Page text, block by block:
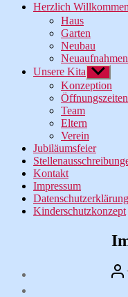
Herzlich
Haus
Garten
Neubau
Neuaufnahmen
Unsere Kita
anzeigen
Konzeption
Team
Eltern
Verein
Jubiläumsfeier
Kontakt
Impressum
Datenschutzerklärung
Kinderschutzkonzept